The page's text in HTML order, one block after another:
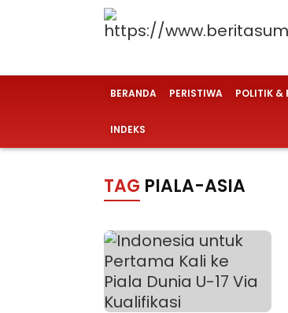
BERANDA PERISTIWA POLITIK &
INDEKS
TAG PIALA-ASIA